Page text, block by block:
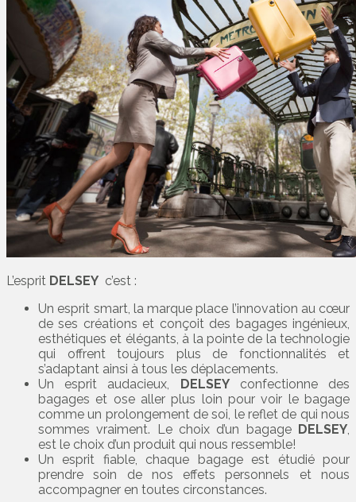
L’esprit DELSEY c’est :
Un esprit smart, la marque place l’innovation au cœur
de ses créations et conçoit des bagages ingénieux,
esthétiques et élégants, à la pointe de la technologie
qui offrent toujours plus de fonctionnalités et
s’adaptant ainsi à tous les déplacements.
Un esprit audacieux,
DELSEYconfectionne des
bagages et ose aller plus loin pour voir le bagage
comme un prolongement de soi, le reflet de qui nous
sommes vraiment. Le choix d’un bagage DELSEY,
est le choix d’un produit qui nous ressemble!
Un esprit fiable, chaque bagage est étudié pour
prendre soin de nos effets personnels et nous
accompagner en toutes circonstances.